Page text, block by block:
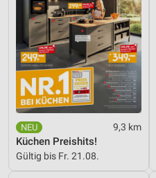
9,3 km
Küchen Preishits!
Gültig bis Fr. 21.08.